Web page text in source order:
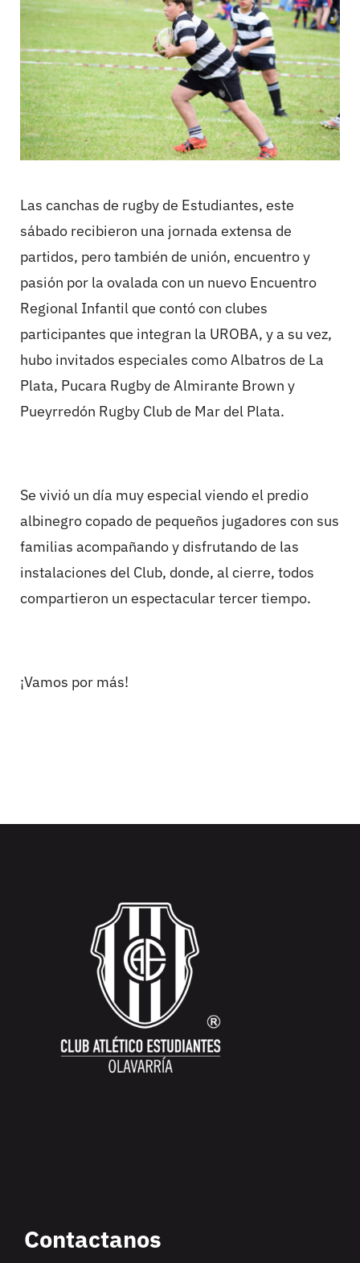
Las canchas de rugby de Estudiantes, este
sábado recibieron una jornada extensa de
partidos, pero también de unión, encuentro y
pasión por la ovalada con un nuevo Encuentro
Regional Infantil que contó con clubes
participantes que integran la UROBA, y a su vez,
hubo invitados especiales como Albatros de La
Plata, Pucara Rugby de Almirante Brown y
Pueyrredón Rugby Club de Mar del Plata.
Se vivió un día muy especial viendo el predio
albinegro copado de pequeños jugadores con sus
familias acompañando y disfrutando de las
instalaciones del Club, donde, al cierre, todos
compartieron un espectacular tercer tiempo.
¡Vamos por más!
Contactanos